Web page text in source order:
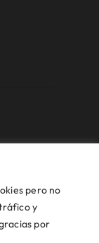
pero no
y
por